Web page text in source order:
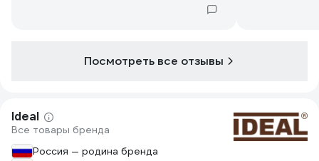
Посмотреть все отзывы
Ideal
Все товары бренда
Россия — родина бренда